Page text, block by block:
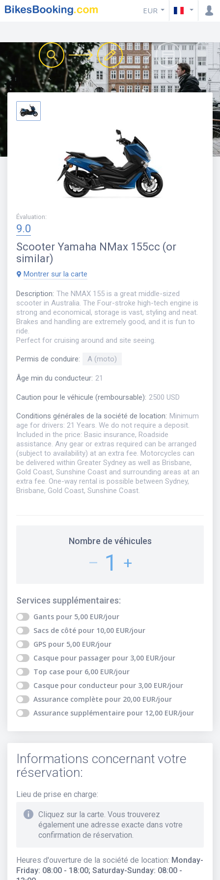
EUR
Évaluation:
9.0
Scooter Yamaha NMax 155cc (or
similar)
Montrer sur la carte
Description: The NMAX 155 is a great middle-sized
scooter in Australia. The Four-stroke high-tech engine is
strong and economical, storage is vast, styling and neat.
Brakes and handling are extremely good, and it is fun to
ride.
Perfect for cruising around and site seeing.
Permis de conduire: A (moto)
Âge min du conducteur: 21
Caution pour le véhicule (remboursable): 2500 USD
Conditions générales de la société de location: Minimum
age for drivers: 21 Years. We do not require a deposit.
Included in the price: Basic insurance, Roadside
assistance. Any gear or extras required can be arranged
(subject to availability) at an extra fee. Motorcycles can
be delivered within Greater Sydney as well as Brisbane,
Gold Coast, Sunshine Coast and surrounding areas at an
extra fee. One-way rental is possible between Sydney,
Brisbane, Gold Coast, Sunshine Coast.
Nombre de véhicules
– 1 +
Services supplémentaires:
Gants pour 5,00 EUR/jour
Sacs de côté pour 10,00 EUR/jour
GPS pour 5,00 EUR/jour
Casque pour passager pour 3,00 EUR/jour
Top case pour 6,00 EUR/jour
Casque pour conducteur pour 3,00 EUR/jour
Assurance complète pour 20,00 EUR/jour
Assurance supplémentaire pour 12,00 EUR/jour
Informations concernant votre
réservation:
Lieu de prise en charge:
Cliquez sur la carte. Vous trouverez
également une adresse exacte dans votre
confirmation de réservation.
Heures d'ouverture de la société de location: Monday-
Friday: 08:00 - 18:00; Saturday-Sunday: 08:00 -